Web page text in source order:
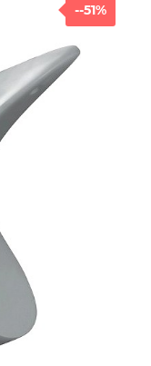
--51%